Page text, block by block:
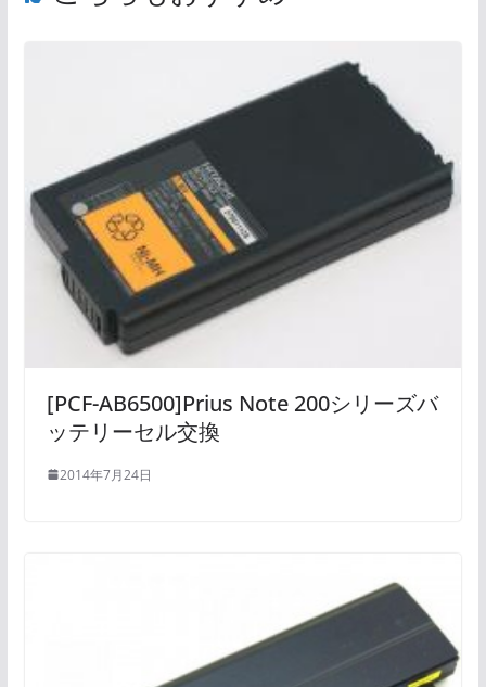
[PCF-AB6500]Prius Note 200シリーズバ
ッテリーセル交換
2014年7月24日